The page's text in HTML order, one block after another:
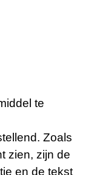
te
Zoals
zien, zijn de
en de tekst